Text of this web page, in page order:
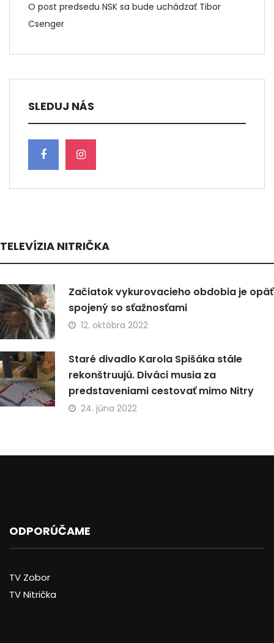
O post predsedu NSK sa bude uchádzať Tibor
Csenger
SLEDUJ NÁS
TELEVÍZIA NITRIČKA
Začiatok vykurovacieho obdobia je opäť
spojený so sťažnosťami
12. októbra 2022
Staré divadlo Karola Spišáka stále
rekonštruujú. Diváci musia za
predstaveniami cestovať mimo Nitry
24. júna 2022
ODPORÚČAME
TV Zobor
TV Nitrička